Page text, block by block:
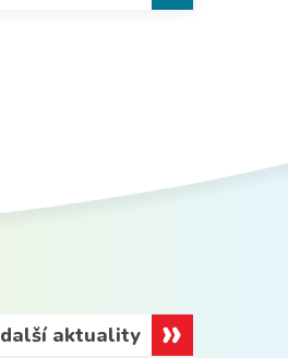
další aktuality